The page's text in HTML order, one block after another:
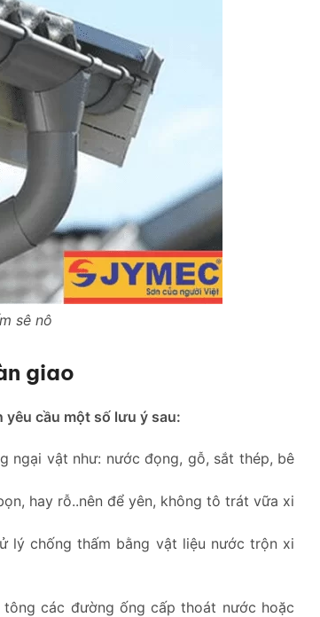
sê nô
giao
yêu cầu một số lưu ý sau:
ngại vật như: nước đọng, gỗ, sắt thép, bê
hay rỗ..nên để yên, không tô trát vữa xi
lý chống thấm bằng vật liệu nước trộn xi
các đường ống cấp thoát nước hoặc